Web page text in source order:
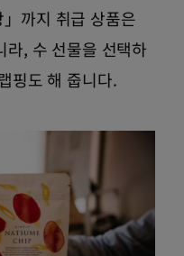
까지 취급 상품은
라, 수 선물을 선택하
핑도 해 줍니다.